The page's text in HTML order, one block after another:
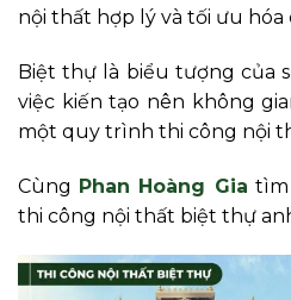
nội thất hợp lý và tối ưu hóa
Biệt thự là biểu tượng của
việc kiến tạo nên không
một quy trình thi công nội
Cùng Phan Hoàng Gia
thi công nội thất biệt thự